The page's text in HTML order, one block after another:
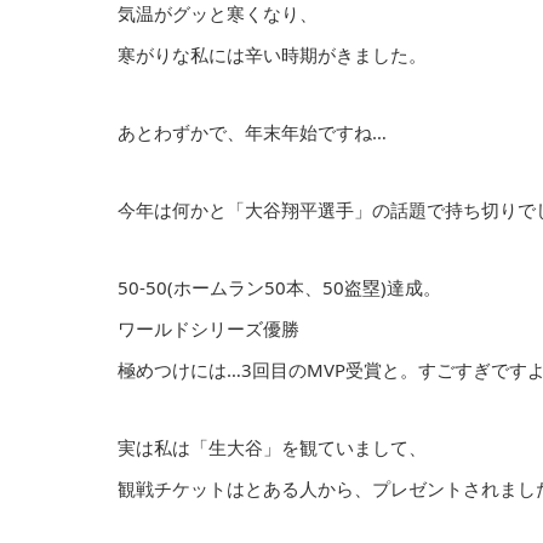
気温がグッと寒くなり、
寒がりな私には辛い時期がきました。
あとわずかで、年末年始ですね…
今年は何かと「大谷翔平選手」の話題で持ち切りで
50-50(ホームラン50本、50盗塁)達成。
ワールドシリーズ優勝
極めつけには…3回目のMVP受賞と。すごすぎですよ
実は私は「生大谷」を観ていまして、
観戦チケットはとある人から、プレゼントされまし